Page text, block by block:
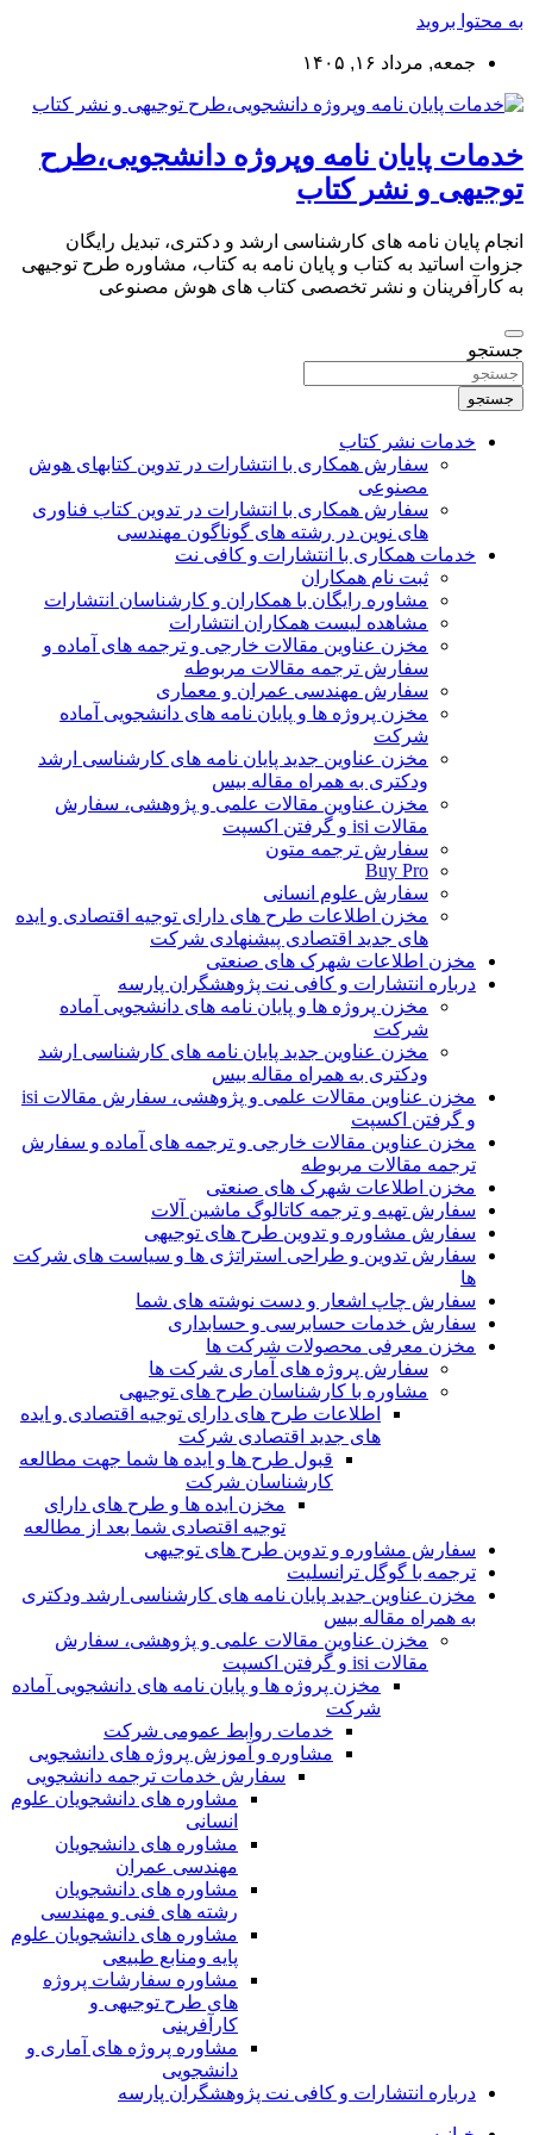
به محتوا بروید
جمعه, مرداد ۱۶, ۱۴۰۵
خدمات پایان نامه وپروژه دانشجویی،طرح
توجیهی و نشر کتاب
انجام پایان نامه های کارشناسی ارشد و دکتری، تبدیل رایگان
جزوات اساتید به کتاب و پایان نامه به کتاب، مشاوره طرح توجیهی
به کارآفرینان و نشر تخصصی کتاب های هوش مصنوعی
جستجو
جستجو
خدمات نشر کتاب
سفارش همکاری با انتشارات در تدوین کتابهای هوش
مصنوعی
سفارش همکاری با انتشارات در تدوین کتاب فناوری
های نوین در رشته های گوناگون مهندسی
خدمات همکاری با انتشارات و کافی نت
ثبت نام همکاران
مشاوره رایگان با همکاران و کارشناسان انتشارات
مشاهده لیست همکاران انتشارات
مخزن عناوین مقالات خارجی و ترجمه های آماده و
سفارش ترجمه مقالات مربوطه
سفارش مهندسی عمران و معماری
مخزن پروژه ها و پایان نامه های دانشجویی آماده
شرکت
مخزن عناوین جدید پایان نامه های کارشناسی ارشد
ودکتری به همراه مقاله بیس
مخزن عناوین مقالات علمی و پژوهشی، سفارش
مقالات isi و گرفتن اکسپت
سفارش ترجمه متون
Buy Pro
سفارش علوم انسانی
مخزن اطلاعات طرح های دارای توجیه اقتصادی و ایده
های جدید اقتصادی پیشنهادی شرکت
مخزن اطلاعات شهرک های صنعتی
درباره انتشارات و کافی نت پژوهشگران پارسه
مخزن پروژه ها و پایان نامه های دانشجویی آماده
شرکت
مخزن عناوین جدید پایان نامه های کارشناسی ارشد
ودکتری به همراه مقاله بیس
مخزن عناوین مقالات علمی و پژوهشی، سفارش مقالات isi
و گرفتن اکسپت
مخزن عناوین مقالات خارجی و ترجمه های آماده و سفارش
ترجمه مقالات مربوطه
مخزن اطلاعات شهرک های صنعتی
سفارش تهیه و ترجمه کاتالوگ ماشین آلات
سفارش مشاوره و تدوین طرح های توجیهی
سفارش تدوین و طراحی استراتژی ها و سیاست های شرکت
ها
سفارش چاپ اشعار و دست نوشته های شما
سفارش خدمات حسابرسی و حسابداری
مخزن معرفی محصولات شرکت ها
سفارش پروژه های آماری شرکت ها
مشاوره با کارشناسان طرح های توجیهی
اطلاعات طرح های دارای توجیه اقتصادی و ایده
های جدید اقتصادی شرکت
قبول طرح ها و ایده ها شما جهت مطالعه
کارشناسان شرکت
مخزن ایده ها و طرح های دارای
توجیه اقتصادی شما بعد از مطالعه
سفارش مشاوره و تدوین طرح های توجیهی
ترجمه با گوگل ترانسلیت
مخزن عناوین جدید پایان نامه های کارشناسی ارشد ودکتری
به همراه مقاله بیس
مخزن عناوین مقالات علمی و پژوهشی، سفارش
مقالات isi و گرفتن اکسپت
مخزن پروژه ها و پایان نامه های دانشجویی آماده
شرکت
خدمات روابط عمومی شرکت
مشاوره و آموزش پروژه های دانشجویی
سفارش خدمات ترجمه دانشجویی
مشاوره های دانشجویان علوم
انسانی
مشاوره های دانشجویان
مهندسی عمران
مشاوره های دانشجویان
رشته های فنی و مهندسی
مشاوره های دانشجویان علوم
پایه ومنابع طبیعی
مشاوره سفارشات پروژه
های طرح توجیهی و
کارآفرینی
مشاوره پروژه های آماری و
دانشجویی
درباره انتشارات و کافی نت پژوهشگران پارسه